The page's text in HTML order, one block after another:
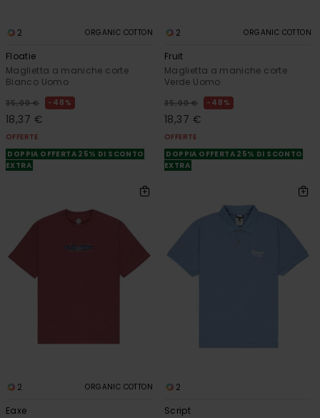
2 ORGANIC COTTON
Floatie
Maglietta a maniche corte
Bianco Uomo
35,00 € 48%
18,37 €
OFFERTE
DOPPIA OFFERTA 25% DI SCONTO
EXTRA
2 ORGANIC COTTON
Fruit
Maglietta a maniche corte
Verde Uomo
35,00 € 48%
18,37 €
OFFERTE
DOPPIA OFFERTA 25% DI SCONTO
EXTRA
2 ORGANIC COTTON
Eaxe
2
Script